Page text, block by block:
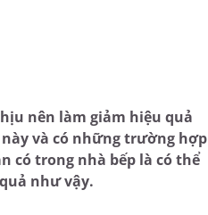
nên làm giảm hiệu quả
và có những trường hợp
có trong nhà bếp là có thể
như vậy.